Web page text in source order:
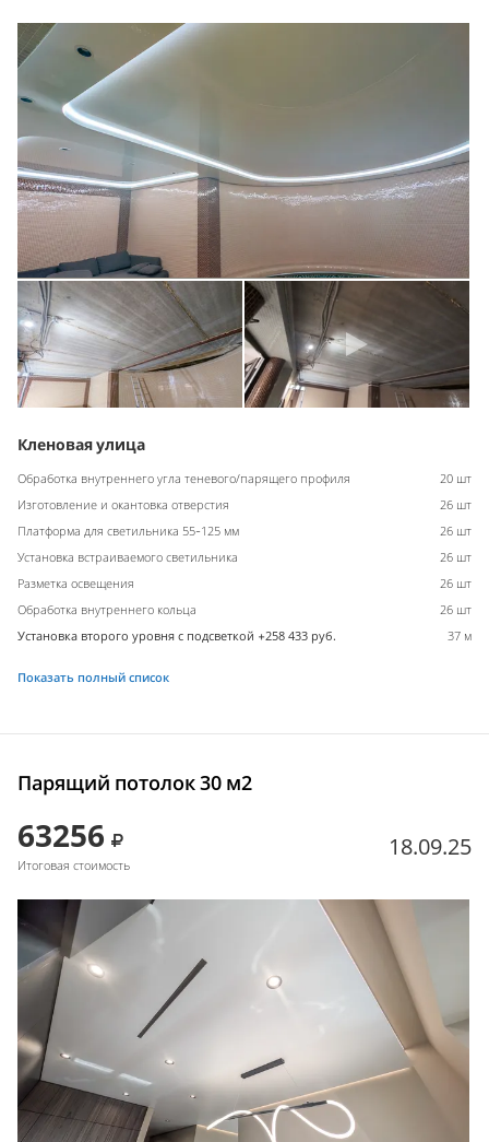
Кленовая улица
Обработка внутреннего угла теневого/парящего профиля
20 шт
Изготовление и окантовка отверстия
26 шт
Платформа для светильника 55-125 мм
26 шт
Установка встраиваемого светильника
26 шт
Разметка освещения
26 шт
Обработка внутреннего кольца
26 шт
Установка второго уровня с подсветкой +258 433 руб.
37 м
Показать полный список
Парящий потолок 30 м2
63256
Итоговая стоимость
18.09.25